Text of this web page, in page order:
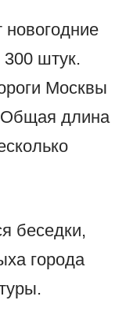
новогодние
300 штук.
Москвы
Общая длина
беседки,
города